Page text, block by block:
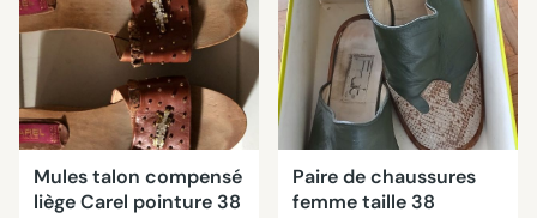
Mules talon compensé
liège Carel pointure 38
Paire de chaussures
femme taille 38